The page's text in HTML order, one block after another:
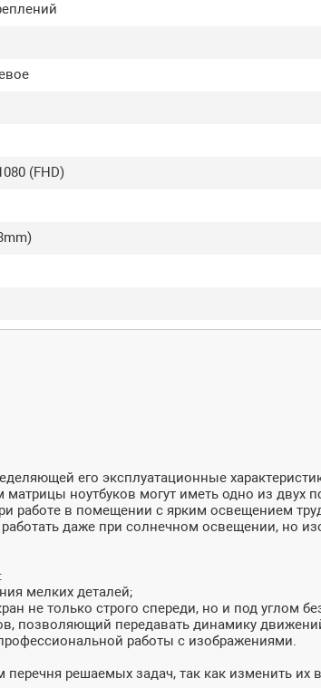
(FHD)
его эксплуатационные
ноутбуков могут иметь одно из двух
работе в помещении с ярким освещением
даже при солнечном освещении, но
мелких деталей;
не только строго спереди, но и под углом
позволяющий передавать динамику
работы с изображениями.
перечня решаемых задач, так как изменить